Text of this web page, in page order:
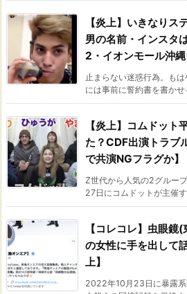
【炎上】いきなりス
男の名前・インスタ
2・イオンモール沖縄
止まらない迷惑行為。も
には事前に誓約書を書か
【炎上】コムドット
た？CDF出演トラブ
で共演NGフラグか】
Z世代から人気の2グルー
27日にコムドットが主催
【コレコレ】虫眼
の女性に手を出して
上】
2022年10月23日に暴露